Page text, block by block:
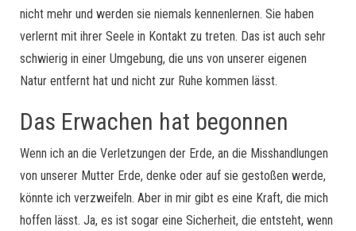
nicht mehr und werden sie niemals kennenlernen. Sie haben
verlernt mit ihrer Seele in Kontakt zu treten. Das ist auch sehr
schwierig in einer Umgebung, die uns von unserer eigenen
Natur entfernt hat und nicht zur Ruhe kommen lässt.
Das Erwachen hat begonnen
Wenn ich an die Verletzungen der Erde, an die Misshandlungen
von unserer Mutter Erde, denke oder auf sie gestoßen werde,
könnte ich verzweifeln. Aber in mir gibt es eine Kraft, die mich
hoffen lässt. Ja, es ist sogar eine Sicherheit, die entsteht, wenn